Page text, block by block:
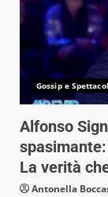
Gossip e
Alfonso
La verità
Antonella